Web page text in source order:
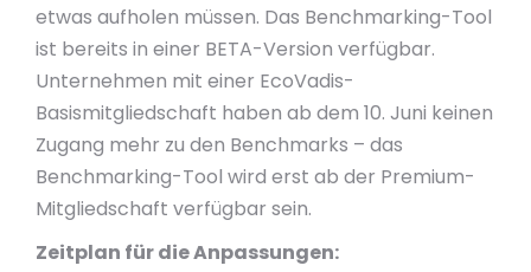
etwas aufholen müssen. Das Benchmarking-Tool
ist bereits in einer BETA-Version verfügbar.
Unternehmen mit einer EcoVadis-
Basismitgliedschaft haben ab dem 10. Juni keinen
Zugang mehr zu den Benchmarks – das
Benchmarking-Tool wird erst ab der Premium-
Mitgliedschaft verfügbar sein.
Zeitplan für die Anpassungen: